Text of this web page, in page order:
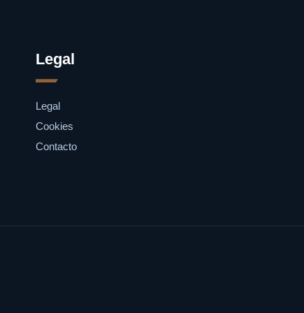
Legal
Legal
Cookies
Contacto